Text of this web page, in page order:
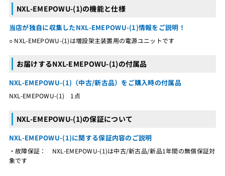
NXL-EMEPOWU-(1)の機能と仕様
当店が独自に収集したNXL-EMEPOWU-(1)情報をご説明！
○ NXL-EMEPOWU-(1)は増設架主装置用の電源ユニットです
お届けするNXL-EMEPOWU-(1)の付属品
NXL-EMEPOWU-(1)（中古/新古品）をご購入時の付属品
NXL-EMEPOWU-(1) 1点
NXL-EMEPOWU-(1)の保証について
NXL-EMEPOWU-(1)に関する保証内容のご説明
・故障保証： NXL-EMEPOWU-(1)は中古/新古品/新品1年間の無償保証対
象です